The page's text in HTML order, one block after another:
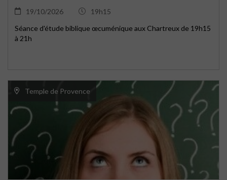
19/10/2026
19h15
Séance d'étude biblique œcuménique aux Chartreux de 19h15
à 21h
Temple de Provence